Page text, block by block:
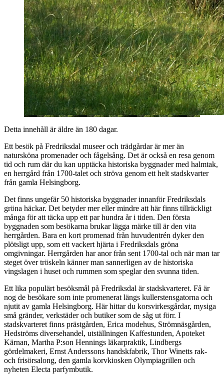
Detta innehåll är äldre än 180 dagar.
Ett besök på Fredriksdal museer och trädgårdar är mer än
natursköna promenader och fågelsång. Det är också en resa genom
tid och rum där du kan upptäcka historiska byggnader med halmtak,
en herrgård från 1700-talet och ströva genom ett helt stadskvarter
från gamla Helsingborg.
Det finns ungefär 50 historiska byggnader innanför Fredriksdals
gröna häckar. Det betyder mer eller mindre att här finns tillräckligt
många för att täcka upp ett par hundra år i tiden. Den första
byggnaden som besökarna brukar lägga märke till är den vita
herrgården. Bara en kort promenad från huvudentrén dyker den
plötsligt upp, som ett vackert hjärta i Fredriksdals gröna
omgivningar. Herrgården har anor från sent 1700-tal och när man tar
steget över tröskeln känner man sannerligen av de historiska
vingslagen i huset och rummen som speglar den svunna tiden.
Ett lika populärt besöksmål på Fredriksdal är stadskvarteret. Få är
nog de besökare som inte promenerat längs kullerstensgatorna och
njutit av gamla Helsingborg. Här hittar du korsvirkesgårdar, mysiga
små gränder, verkstäder och butiker som de såg ut förr. I
stadskvarteret finns prästgården, Erica modehus, Strömnäsgården,
Hedströms diversehandel, utställningen Kaffestunden, Apoteket
Kärnan, Martha P:son Hennings läkarpraktik, Lindbergs
gördelmakeri, Ernst Anderssons handskfabrik, Thor Winetts rak-
och frisörsalong, den gamla korvkiosken Olympiagrillen och
nyheten Electa parfymbutik.